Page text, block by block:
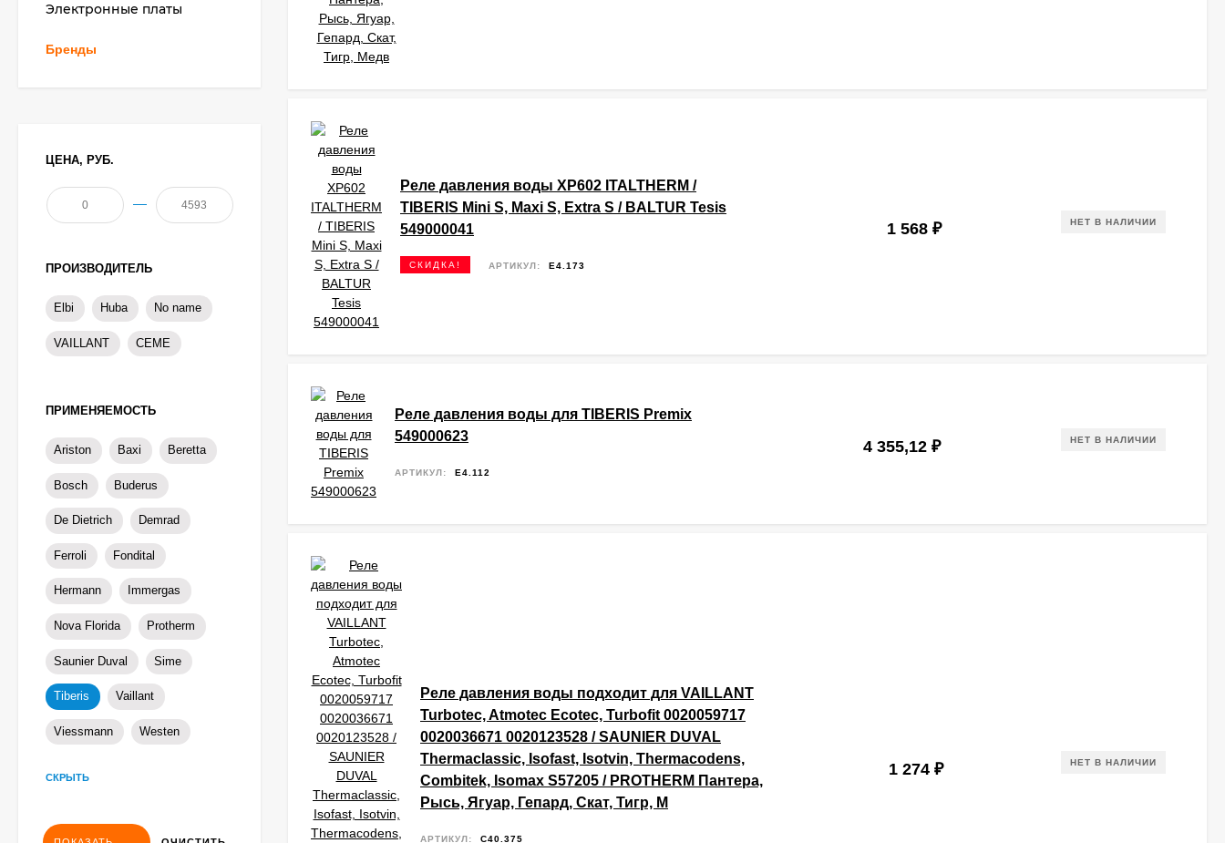
Реле давления воды XP602 ITALTHERM /
TIBERIS Mini S, Maxi S, Extra S / BALTUR Tesis
549000041
СКИДКА! АРТИКУЛ: E4.173
1 568 ₽ НЕТ В НАЛИЧИИ
Реле давления воды для TIBERIS Premix
549000623
АРТИКУЛ: E4.112
4 355,12₽ НЕТ В НАЛИЧИИ
Реле давления воды подходит для VAILLANT
Turbotec, Atmotec Ecotec, Turbofit 0020059717
0020036671 0020123528 / SAUNIER DUVAL
Thermaclassic, Isofast, Isotvin, Thermacodens,
Combitek, Isomax S57205 / PROTHERM Пантера,
Рысь, Ягуар, Гепард, Скат, Тигр, М
АРТИКУЛ: C40.375
1 274 ₽ НЕТ В НАЛИЧИИ
Электронные платы
Бренды
ЦЕНА, РУБ.
—
ПРОИЗВОДИТЕЛЬ
Elbi Huba No name
VAILLANT CEME
ПРИМЕНЯЕМОСТЬ
Ariston Baxi Beretta
Bosch Buderus
De Dietrich Demrad
Ferroli Fondital
Hermann Immergas
Nova Florida Protherm
Saunier Duval Sime
Tiberis Vaillant
Viessmann Westen
СКРЫТЬ